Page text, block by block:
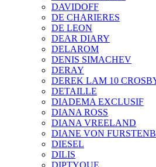
DAVIDOFF
DE CHARIERES
DE LEON
DEAR DIARY
DELAROM
DENIS SIMACHEV
DERAY
DEREK LAM 10
DETAILLE
DIADEMA EXCLUSIF
DIANA ROSS
DIANA VREELAND
DIANE VON
DIESEL
DILIS
DIPTYQUE